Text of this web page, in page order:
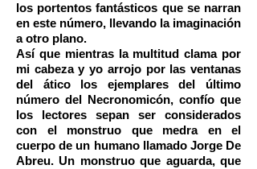
los portentos fantásticos que se narran
en este número, llevando la imaginación
a otro plano.
Así que mientras la multitud clama por
mi cabeza y yo arrojo por las ventanas
del ático los ejemplares del último
número del Necronomicón, confío que
los lectores sepan ser considerados
con el monstruo que medra en el
cuerpo de un humano llamado Jorge De
Abreu. Un monstruo que aguarda, que